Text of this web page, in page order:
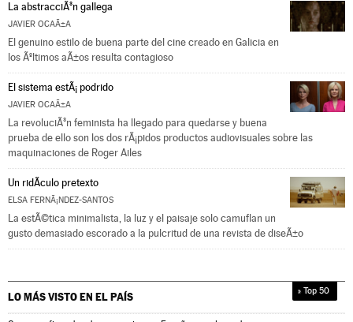
La abstracciÃ³n gallega
JAVIER OCAÃ±A
El genuino estilo de buena parte del cine creado en Galicia en
los Ãºltimos aÃ±os resulta contagioso
El sistema estÃ¡ podrido
JAVIER OCAÃ±A
La revoluciÃ³n feminista ha llegado para quedarse y buena
prueba de ello son los dos rÃ¡pidos productos audiovisuales sobre las
maquinaciones de Roger Ailes
Un ridÃ­culo pretexto
ELSA FERNÃ¡NDEZ-SANTOS
La estÃ©tica minimalista, la luz y el paisaje solo camuflan un
gusto demasiado escorado a la pulcritud de una revista de diseÃ±o
LO MÁS VISTO EN EL PAÍS » Top 50